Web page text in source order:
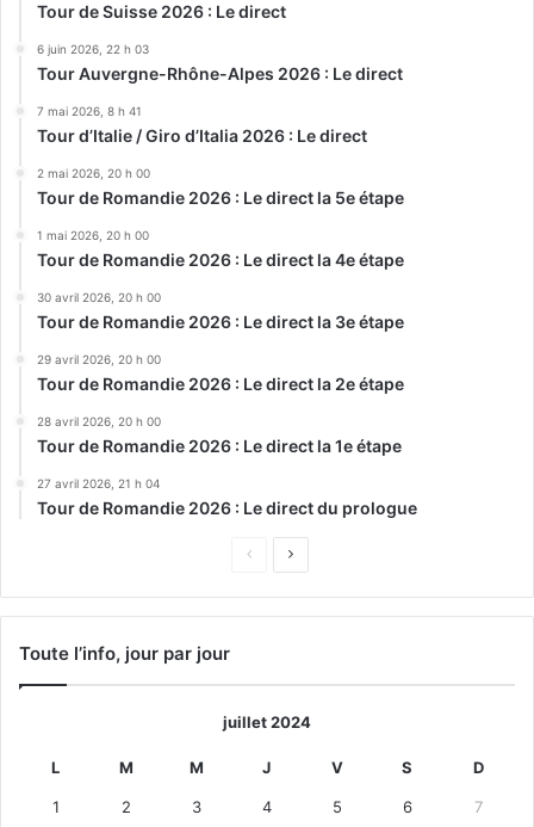
Tour de Suisse 2026 : Le direct
6 juin 2026, 22 h 03
Tour Auvergne-Rhône-Alpes 2026 : Le direct
7 mai 2026, 8 h 41
Tour d’Italie / Giro d’Italia 2026 : Le direct
2 mai 2026, 20 h 00
Tour de Romandie 2026 : Le direct la 5e étape
1 mai 2026, 20 h 00
Tour de Romandie 2026 : Le direct la 4e étape
30 avril 2026, 20 h 00
Tour de Romandie 2026 : Le direct la 3e étape
29 avril 2026, 20 h 00
Tour de Romandie 2026 : Le direct la 2e étape
28 avril 2026, 20 h 00
Tour de Romandie 2026 : Le direct la 1e étape
27 avril 2026, 21 h 04
Tour de Romandie 2026 : Le direct du prologue
Page
Page
Toute l’info, jour par jour
juillet 2024
L M M J V S D
1 2 3 4 5 6 7